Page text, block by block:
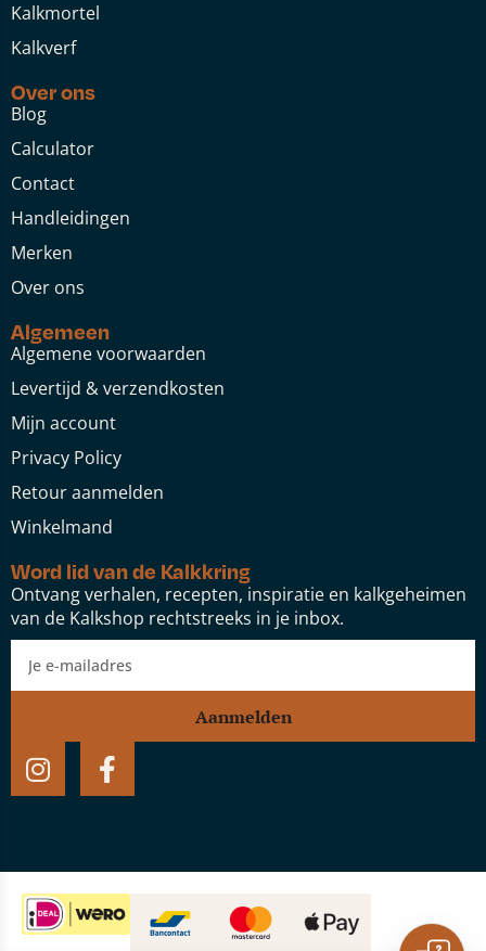
Kalkmortel
Kalkverf
Over ons
Blog
Calculator
Contact
Handleidingen
Merken
Over ons
Algemeen
Algemene voorwaarden
Levertijd & verzendkosten
Mijn account
Privacy Policy
Retour aanmelden
Winkelmand
Word lid van de Kalkkring
Ontvang verhalen, recepten, inspiratie en kalkgeheimen
van de Kalkshop rechtstreeks in je inbox.
Aanmelden